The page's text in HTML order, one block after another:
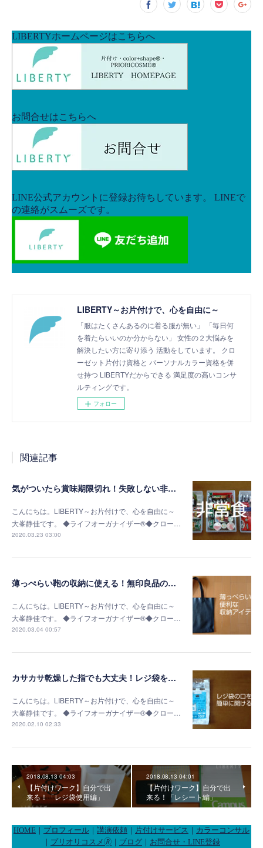
LIBERTY～お片付けで、心を自由に～
「服はたくさんあるのに着る服が無い」 「毎日何
を着たらいいのか分からない」 女性の２大悩みを
解決したい方に寄り添う 活動をしています。 クロ
ーゼット片付け資格と パーソナルカラー資格を併
せ持つ LIBERTYだからできる 満足度の高いコンサ
ルティングです。
フォロー
関連記事
気がついたら賞味期限切れ！失敗しない非常食の選び方
こんにちは。LIBERTY～お片付けで、心を自由に～
大峯静佳です。 ◆ライフオーガナイザー®◆クロー…
2020.03.23 03:00
薄っぺらい鞄の収納に使える！無印良品の書類ケース
こんにちは。LIBERTY～お片付けで、心を自由に～
大峯静佳です。 ◆ライフオーガナイザー®◆クロー…
2020.03.04 00:57
カサカサ乾燥した指でも大丈夫！レジ袋を簡単に開く方法
こんにちは。LIBERTY～お片付けで、心を自由に～
大峯静佳です。 ◆ライフオーガナイザー®◆クロー…
2020.02.10 02:33
2018.08.13 04:03
【片付けワーク】自分で出
来る！「レジ袋使用編」
2018.08.13 04:01
【片付けワーク】自分で出
来る！「レシート編」